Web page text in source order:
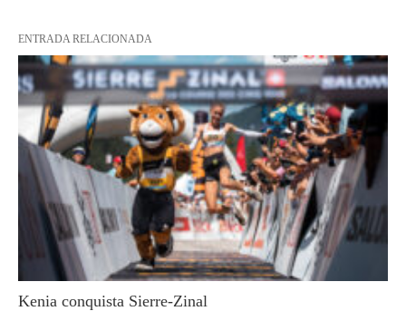
ENTRADA RELACIONADA
Kenia conquista Sierre-Zinal